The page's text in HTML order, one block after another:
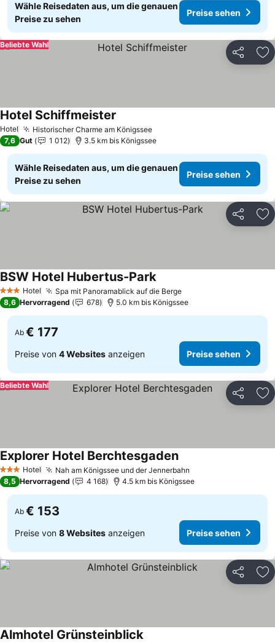
Wähle Reisedaten aus, um die genauen
Preise zu sehen
Preise sehen
Teilen
Beliebte Wahl
Hotel Historischer Charme am Königssee
Hotel Schiffmeister
7,6 Gut 1 012 3.5 km bis Königssee
Wähle Reisedaten aus, um die genauen
Preise zu sehen
Preise sehen
Teilen
3 SterneHotel Spa mit Panoramablick auf die Berge
BSW Hotel Hubertus-Park
8,6 Hervorragend 678 5.0 km bis Königssee
Ab € 177
Preise von 4 Websites anzeigen Preise sehen
Teilen
Beliebte Wahl
3 SterneHotel Nah am Königssee und der Jennerbahn
Explorer Hotel Berchtesgaden
8,5 Hervorragend 4 168 4.5 km bis Königssee
Ab € 153
Preise von 8 Websites anzeigen Preise sehen
Teilen
Almhotel Grünsteinblick